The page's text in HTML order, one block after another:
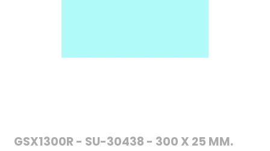
GSX1300R - SU-30438 - 300 X 25 MM.